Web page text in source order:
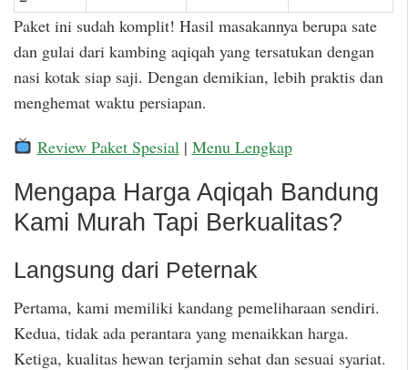
Paket ini sudah komplit! Hasil masakannya berupa sate
dan gulai dari kambing aqiqah yang tersatukan dengan
nasi kotak siap saji. Dengan demikian, lebih praktis dan
menghemat waktu persiapan.
Review Paket Spesial | Menu Lengkap
Mengapa Harga Aqiqah Bandung
Kami Murah Tapi Berkualitas?
Langsung dari Peternak
Pertama, kami memiliki kandang pemeliharaan sendiri.
Kedua, tidak ada perantara yang menaikkan harga.
Ketiga, kualitas hewan terjamin sehat dan sesuai syariat.